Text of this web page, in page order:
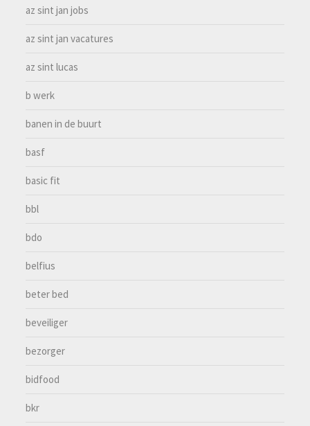
az sint jan jobs
az sint jan vacatures
az sint lucas
b werk
banen in de buurt
basf
basic fit
bbl
bdo
belfius
beter bed
beveiliger
bezorger
bidfood
bkr